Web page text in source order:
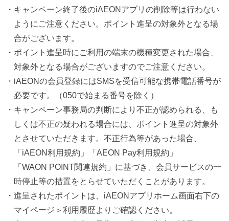
・キャンペーン終了後のiAEONアプリの削除等は行わない
ようにご注意ください。ポイント進呈の対象外となる場
合がございます。
・ポイント進呈時にご利用の端末の機種変更された場合、
対象外となる場合がございますのでご注意ください。
・iAEONの会員登録にはSMSを受信可能な携帯電話番号が
必要です。（050で始まる番号を除く）
・キャンペーン事務局の判断により不正が認められる、も
しくは不正の疑われる場合には、ポイント進呈の対象外
とさせていただきます。不正行為等があった場合、
「iAEON利用規約」「AEON Pay利用規約」
「WAON POINT関連規約」に基づき、会員サービスの一
時停止等の措置をとらせていただくことがあります。
・進呈されたポイントは、iAEONアプリホーム画面右下の
マイページ＞利用履歴よりご確認ください。